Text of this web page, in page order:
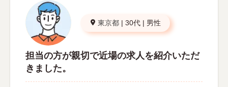
東京都 | 30代 | 男性
担当の方が親切で近場の求人を紹介いただ
きました。